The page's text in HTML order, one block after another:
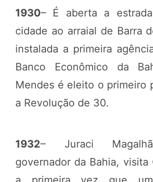
1930– É aberta a
cidade ao arraial de Barra
instalada a primeira
Banco Econômico da
Mendes é eleito o primeiro
a Revolução de 30.
1932– Juraci
governador da Bahia, visita